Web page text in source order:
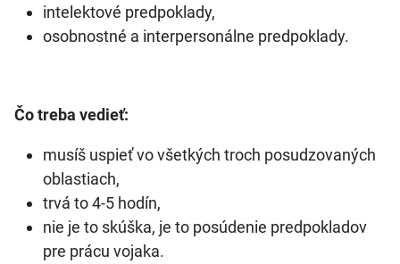
intelektové predpoklady,
osobnostné a interpersonálne predpoklady.
Čo treba vedieť:
musíš uspieť vo všetkých troch posudzovaných
oblastiach,
trvá to 4-5 hodín,
nie je to skúška, je to posúdenie predpokladov
pre prácu vojaka.